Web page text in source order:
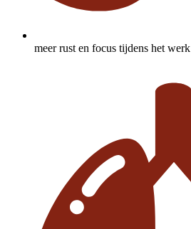
meer rust en focus tijdens het werk